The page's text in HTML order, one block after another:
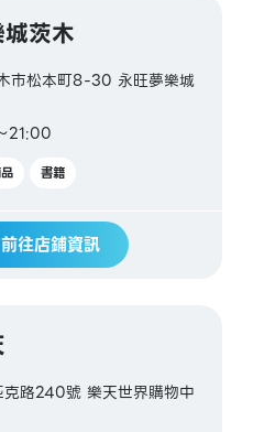
茨木
市松本町8-30 永旺夢樂城
21:00
書籍
前往店鋪資訊
路240號 樂天世界購物中